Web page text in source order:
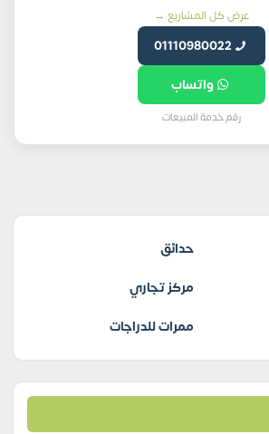
عرض كل المشاريع →
01110980022
واتساب
رقم خدمة المبيعات
حدائق
مركز تجاري
ممرات للدراجات